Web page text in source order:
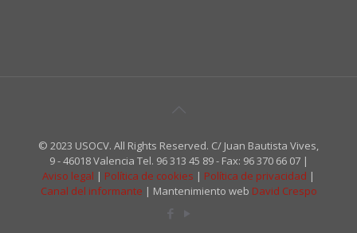
© 2023 USOCV. All Rights Reserved. C/ Juan Bautista Vives,
9 - 46018 Valencia Tel. 96 313 45 89 - Fax: 96 370 66 07 |
Aviso legal | Política de cookies | Política de privacidad |
Canal del informante | Mantenimiento web David Crespo